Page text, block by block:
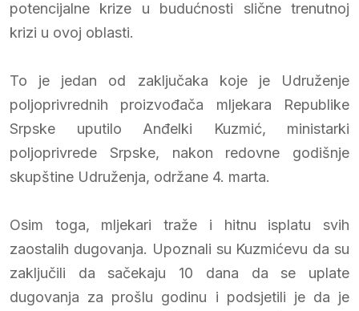
potencijalne krize u budućnosti slične trenutnoj
krizi u ovoj oblasti.
To je jedan od zaključaka koje je Udruženje
poljoprivrednih proizvođača mljekara Republike
Srpske uputilo Anđelki Kuzmić, ministarki
poljoprivrede Srpske, nakon redovne godišnje
skupštine Udruženja, održane 4. marta.
Osim toga, mljekari traže i hitnu isplatu svih
zaostalih dugovanja. Upoznali su Kuzmićevu da su
zaključili da sačekaju 10 dana da se uplate
dugovanja za prošlu godinu i podsjetili je da je